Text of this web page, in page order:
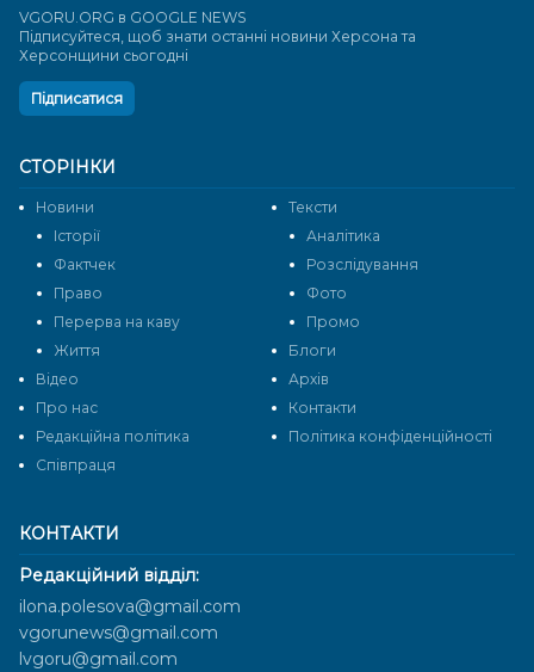
КОНТАКТИ
Редакційний відділ:
ilona.polesova@gmail.com
vgorunews@gmail.com
lvgoru@gmail.com
СТОРІНКИ
Новини
Тексти
Історії
Аналітика
Фактчек
Розслідування
Право
Фото
Перерва на каву
Промо
Життя
Блоги
Відео
Архів
Про нас
Контакти
Редакційна політика
Політика конфіденційності
Cпівпраця
VGORU.ORG в GOOGLE NEWS
Підписуйтеся, щоб знати останні новини Херсона та
Херсонщини сьогодні
Підписатися